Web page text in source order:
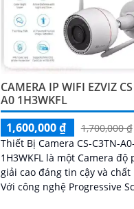
CAMERA IP WIFI EZVIZ
A0 1H3WKFL
1,600,000 ₫
1,700,000 ₫
Thiết Bị Camera CS-C3TN-A0-
1H3WKFL là một Camera độ
giải cao đáng tin cậy và chất
Với công nghệ Progressive